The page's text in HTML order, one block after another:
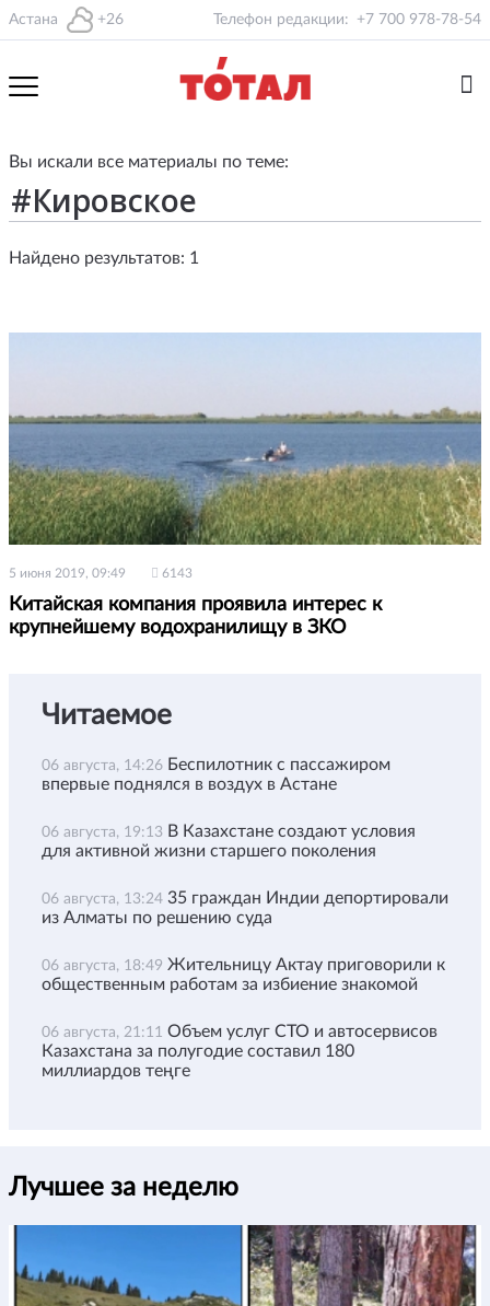
Астана +26 Телефон редакции: +7 700 978-78-54
Вы искали все материалы по теме:
Найдено результатов: 1
5 июня 2019, 09:49 6143
Китайская компания проявила интерес к
крупнейшему водохранилищу в ЗКО
Читаемое
06 августа, 14:26 Беспилотник с пассажиром
впервые поднялся в воздух в Астане
06 августа, 19:13 В Казахстане создают условия
для активной жизни старшего поколения
06 августа, 13:24 35 граждан Индии депортировали
из Алматы по решению суда
06 августа, 18:49 Жительницу Актау приговорили к
общественным работам за избиение знакомой
06 августа, 21:11 Объем услуг СТО и автосервисов
Казахстана за полугодие составил 180
миллиардов теңге
Лучшее за неделю